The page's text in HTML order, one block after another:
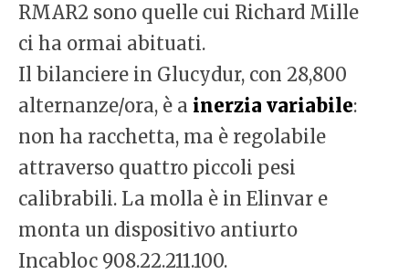
RMAR2 sono quelle cui Richard Mille
ci ha ormai abituati.
Il bilanciere in Glucydur, con 28,800
alternanze/ora, è a inerzia variabile:
non ha racchetta, ma è regolabile
attraverso quattro piccoli pesi
calibrabili. La molla è in Elinvar e
monta un dispositivo antiurto
Incabloc 908.22.211.100.